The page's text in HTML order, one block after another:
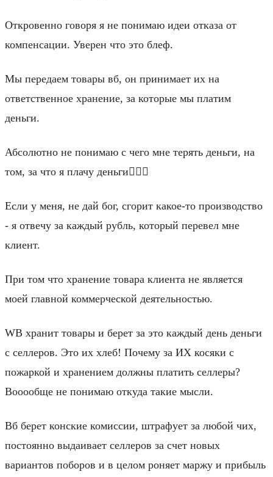
Откровенно говоря я не понимаю идеи отказа от
компенсации. Уверен что это блеф.
Мы передаем товары вб, он принимает их на
ответственное хранение, за которые мы платим
деньги.
Абсолютно не понимаю с чего мне терять деньги, на
том, за что я плачу деньги🤷🏼‍♂️
Если у меня, не дай бог, сгорит какое-то производство
- я отвечу за каждый рубль, который перевел мне
клиент.
При том что хранение товара клиента не является
моей главной коммерческой деятельностью.
WB хранит товары и берет за это каждый день деньги
с селлеров. Это их хлеб! Почему за ИХ косяки с
пожаркой и хранением должны платить селлеры?
Вооообще не понимаю откуда такие мысли.
Вб берет конские комиссии, штрафует за любой чих,
постоянно выдаивает селлеров за счет новых
вариантов поборов и в целом роняет маржу и прибыль